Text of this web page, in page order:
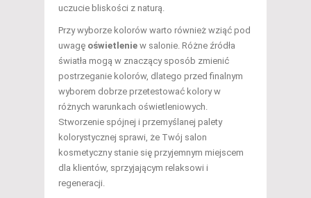
uczucie bliskości z naturą.
Przy wyborze kolorów warto również wziąć pod
uwagę oświetlenie w salonie. Różne źródła
światła mogą w znaczący sposób zmienić
postrzeganie kolorów, dlatego przed finalnym
wyborem dobrze przetestować kolory w
różnych warunkach oświetleniowych.
Stworzenie spójnej i przemyślanej palety
kolorystycznej sprawi, że Twój salon
kosmetyczny stanie się przyjemnym miejscem
dla klientów, sprzyjającym relaksowi i
regeneracji.